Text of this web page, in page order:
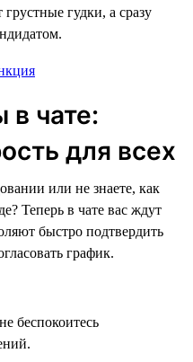
гудки, а сразу
в чате:
для всех
или не знаете, как
Теперь в чате вас ждут
быстро подтвердить
график.
беспокоитесь